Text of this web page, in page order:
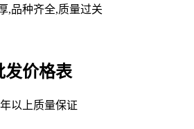
,品种齐全,质量过关
发价格表
以上质量保证